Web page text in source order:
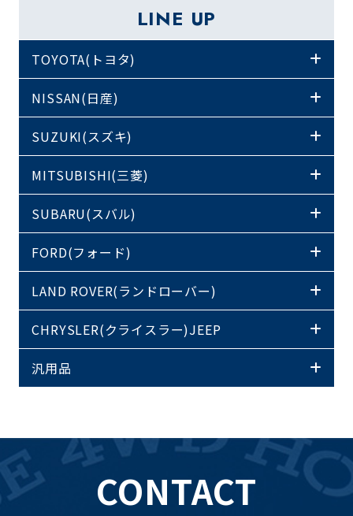
LINE UP
TOYOTA(トヨタ)
NISSAN(日産)
SUZUKI(スズキ)
MITSUBISHI(三菱)
SUBARU(スバル)
FORD(フォード)
LAND ROVER(ランドローバー)
CHRYSLER(クライスラー)JEEP
汎用品
CONTACT